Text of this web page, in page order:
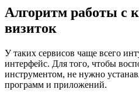
Алгоритм работы с
визиток
У таких сервисов чаще всего
интерфейс. Для того, чтобы
инструментом, не нужно
программ и приложений.